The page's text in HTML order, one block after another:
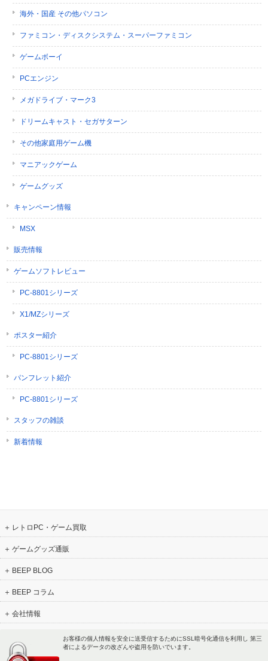
海外・国産 その他パソコン
ファミコン・ディスクシステム・スーパーファミコン
ゲームボーイ
PCエンジン
メガドライブ・マーク3
ドリームキャスト・セガサターン
その他家庭用ゲーム機
マニアックゲーム
ゲームグッズ
キャンペーン情報
MSX
販売情報
ゲームソフトレビュー
PC-8801シリーズ
X1/MZシリーズ
ポスター紹介
PC-8801シリーズ
パンフレット紹介
PC-8801シリーズ
スタッフの雑談
新着情報
レトロPC・ゲーム買取
ゲームグッズ通販
BEEP BLOG
BEEP コラム
会社情報
お客様の個人情報を安全に送受信するためにSSL暗号化通信を利用し 第三
者によるデータの改ざんや盗用を防いでいます。